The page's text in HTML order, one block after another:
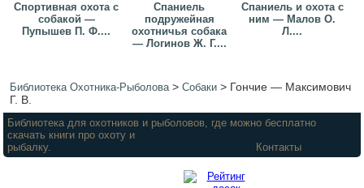
Спортивная охота с
собакой —
Пупышев П. Ф....
Спаниель
подружейная
охотничья собака
— Логинов Ж. Г....
Спаниель и охота с
ним — Малов О.
Л....
Библиотека Охотника-Рыболова>Собаки > Гончие — Максимович
Г. В.
Библиотека для охотников и рыболовов, где можно бесплатно
скачать книги про охоту и
рыбалку.
Контакты